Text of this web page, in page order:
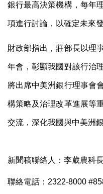
銀行最高決策機構，每年
項進行討論，以確定未來發
財政部指出，莊部長以理
年會，彰顯我國對該行治
將出席中美洲銀行理事會
構策略及治理改革進展等
交流，深化我國與中美洲
新聞稿聯絡人：李葳農科
聯絡電話： 2322-8000